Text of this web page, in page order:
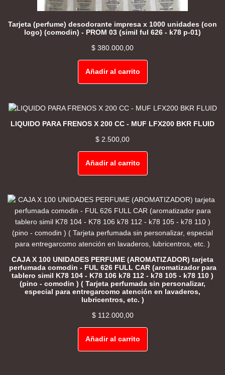
Tarjeta (perfume) desodorante impresa x 1000 unidades (con
logo) (comodin) - PROM 03 (simil ful 626 - k78 p-01)
$ 380.000,00
Añadir al carrito
LIQUIDO PARA FRENOS X 200 CC - MUF LFX200 BKR FLUID
$ 2.500,00
Añadir al carrito
CAJA X 100 UNIDADES PERFUME (AROMATIZADOR) tarjeta
perfumada comodin - FUL 626 FULL CAR (aromatizador para
tablero simil K78 104 - K78 106 k78 112 - k78 105 - k78 110 )
(pino - comodin ) ( Tarjeta perfumada sin personalizar,
especial para entregarcomo atención en lavaderos,
lubricentros, etc. )
$112.000,00
Añadir al carrito